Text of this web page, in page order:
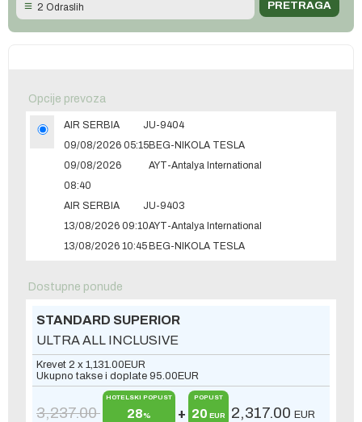
2 Odraslih
Opcije prevoza
AIR SERBIA
JU-9404
09/08/2026 05:15BEG-NIKOLA TESLA
09/08/2026
08:40
AYT-Antalya International
AIR SERBIA
JU-9403
13/08/2026 09:10AYT-Antalya International
13/08/2026 10:45BEG-NIKOLA TESLA
Dostupne ponude
STANDARD SUPERIOR
ULTRA ALL INCLUSIVE
Krevet 2 x 1,131.00EUR
Ukupno takse i doplate 95.00EUR
3,237.00
HOTELSKI POPUST
28% +
POPUST
20 EUR 2,317.00 EUR